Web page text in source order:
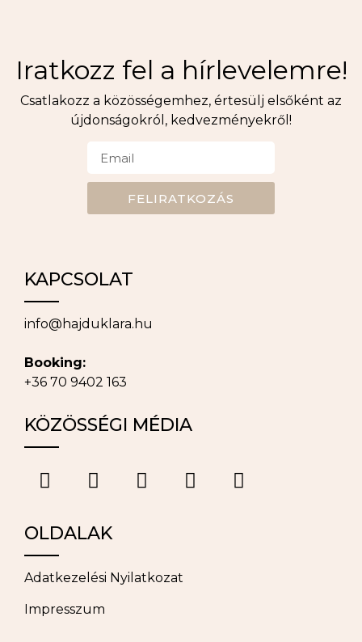
Iratkozz fel a hírlevelemre!
Csatlakozz a közösségemhez, értesülj elsőként az
újdonságokról, kedvezményekről!
FELIRATKOZÁS
KAPCSOLAT
info@hajduklara.hu
Booking:
+36 70 9402 163
KÖZÖSSÉGI MÉDIA
OLDALAK
Adatkezelési Nyilatkozat
Impresszum